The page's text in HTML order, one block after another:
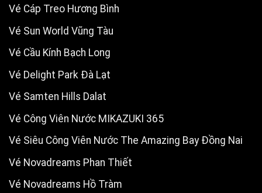
Vé Cáp Treo Hương Bình
Vé Sun World Vũng Tàu
Vé Cầu Kính Bạch Long
Vé Delight Park Đà Lạt
Vé Samten Hills Dalat
Vé Công Viên Nước MIKAZUKI 365
Vé Siêu Công Viên Nước The Amazing Bay Đồng Nai
Vé Novadreams Phan Thiết
Vé Novadreams Hồ Tràm